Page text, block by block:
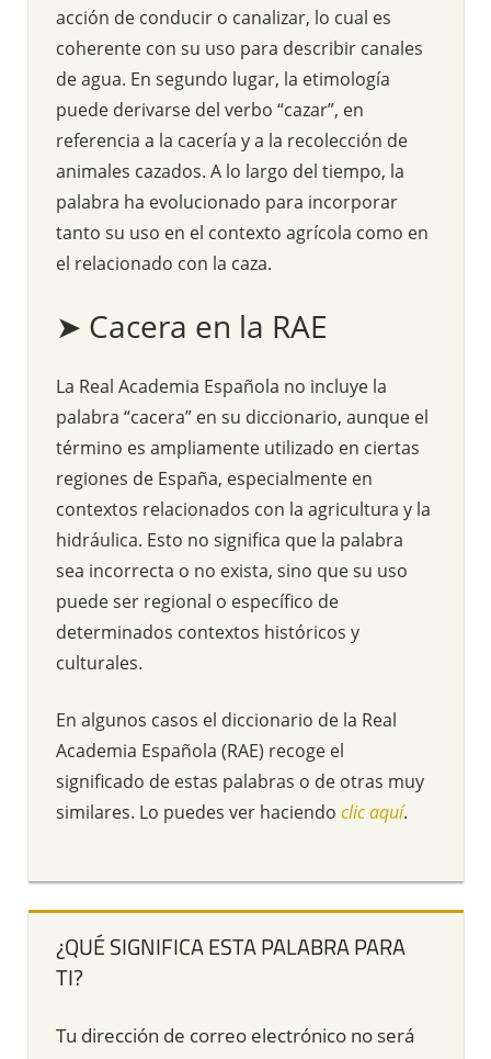
acción de conducir o canalizar, lo cual es
coherente con su uso para describir canales
de agua. En segundo lugar, la etimología
puede derivarse del verbo “cazar”, en
referencia a la cacería y a la recolección de
animales cazados. A lo largo del tiempo, la
palabra ha evolucionado para incorporar
tanto su uso en el contexto agrícola como en
el relacionado con la caza.
➤ Cacera en la RAE
La Real Academia Española no incluye la
palabra “cacera” en su diccionario, aunque el
término es ampliamente utilizado en ciertas
regiones de España, especialmente en
contextos relacionados con la agricultura y la
hidráulica. Esto no significa que la palabra
sea incorrecta o no exista, sino que su uso
puede ser regional o específico de
determinados contextos históricos y
culturales.
En algunos casos el diccionario de la Real
Academia Española (RAE) recoge el
significado de estas palabras o de otras muy
similares. Lo puedes ver haciendo clic aquí.
¿QUÉ SIGNIFICA ESTA PALABRA PARA
TI?
Tu dirección de correo electrónico no será